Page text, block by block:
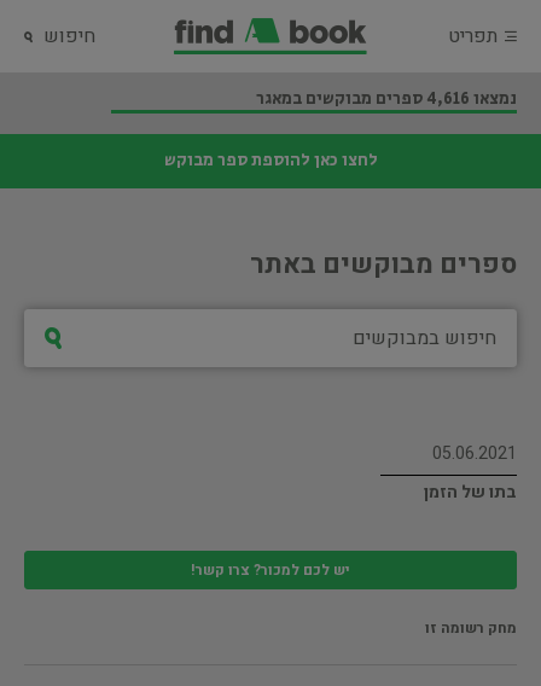
תפריט חיפוש
נמצאו 4,616 ספרים מבוקשים במאגר
לחצו כאן להוספת ספר מבוקש
ספרים מבוקשים באתר
05.06.2021
בתו של הזמן
יש לכם למכור? צרו קשר!
מחק רשומה זו